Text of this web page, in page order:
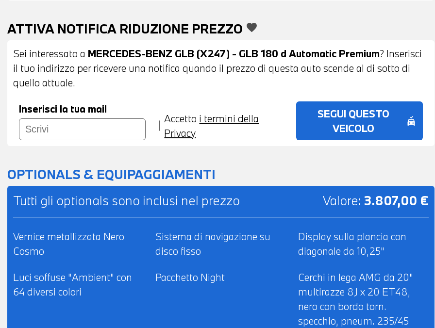
POSSIBILITA' DI PROVA - POSSIBILITA' DI PERMUTA - POSSIBILITA' DI FINANZIAMENTO
ANCHE PER L'INTERO IMPORTO
ATTIVA NOTIFICA RIDUZIONE PREZZO favorite
Sei interessato a MERCEDES-BENZ GLB (X247) - GLB 180 d Automatic Premium? Inserisci
il tuo indirizzo per ricevere una notifica quando il prezzo di questa auto scende al di sotto di
quello attuale.
Inserisci la tua mail
Accetto i termini della
Privacy
SEGUI QUESTO
VEICOLO
no_crash
OPTIONALS & EQUIPAGGIAMENTI
Tutti gli optionals sono inclusi nel prezzo
Valore: 3.807,00 €
Vernice metallizzata Nero
Cosmo
Sistema di navigazione su
disco fisso
Display sulla plancia con
diagonale da 10,25"
Luci soffuse "Ambient" con
64 diversi colori
Pacchetto Night
Cerchi in lega AMG da 20"
multirazze 8J x 20 ET48,
nero con bordo torn.
specchio, pneum. 235/45